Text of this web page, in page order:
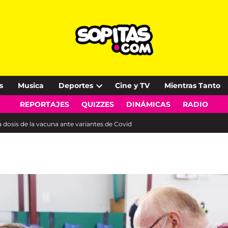
Musica Deportes
Open
dropdown
Cine y TV Mientras Tanto
REPORTAJES QUIZZES DINÁMICAS RADIO
de la vacuna ante variantes de Covid